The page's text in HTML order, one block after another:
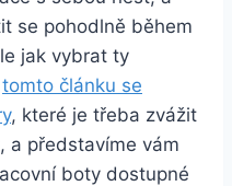
se pohodlně během
jak vybrat ty
tomto ⁤článku​ se‍
, které ​je třeba zvážit
a ⁢představíme vám​
boty dostupné